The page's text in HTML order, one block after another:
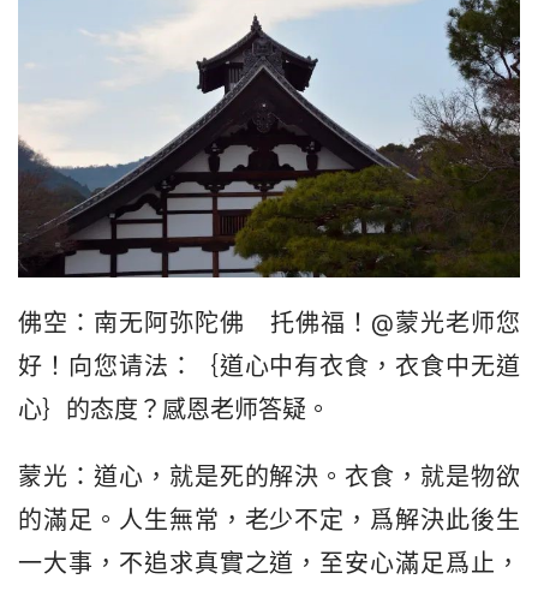
佛空：南无阿弥陀佛　托佛福！@蒙光老师您
好！向您请法：｛道心中有衣食，衣食中无道
心｝的态度？感恩老师答疑。
蒙光：道心，就是死的解決。衣食，就是物欲
的滿足。人生無常，老少不定，爲解決此後生
一大事，不追求真實之道，至安心滿足爲止，